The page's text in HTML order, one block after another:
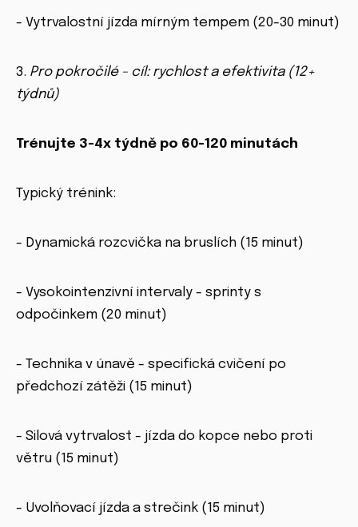
- Vytrvalostní jízda mírným tempem (20-30 minut)
3. Pro pokročilé - cíl: rychlost a efektivita (12+
týdnů)
Trénujte 3-4x týdně po 60-120 minutách
Typický trénink:
- Dynamická rozcvička na bruslích (15 minut)
- Vysokointenzivní intervaly - sprinty s
odpočinkem (20 minut)
- Technika v únavě - specifická cvičení po
předchozí zátěži (15 minut)
- Silová vytrvalost - jízda do kopce nebo proti
větru (15 minut)
- Uvolňovací jízda a strečink (15 minut)